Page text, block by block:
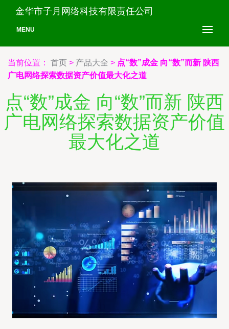
金华市子月网络科技有限责任公司
MENU
当前位置： 首页 > 产品大全 > 点“数”成金 向“数”而新 陕西
广电网络探索数据资产价值最大化之道
点“数”成金 向“数”而新 陕西
广电网络探索数据资产价值
最大化之道